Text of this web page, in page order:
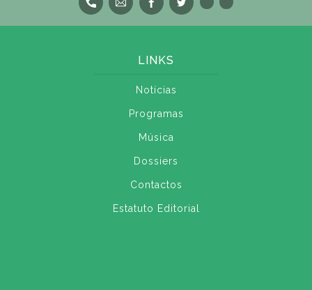
LINKS
Notícias
Programas
Música
Dossiers
Contactos
Estatuto Editorial